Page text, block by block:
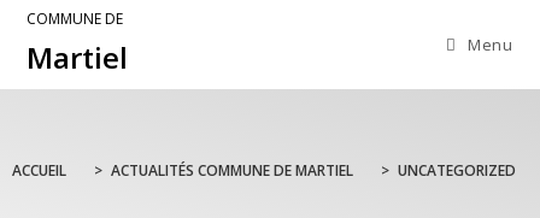
COMMUNE DE
Martiel Menu
ACCUEIL > ACTUALITÉS COMMUNE DE MARTIEL > UNCATEGORIZED